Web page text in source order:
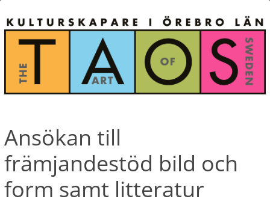
Ansökan till
främjandestöd bild och
form samt litteratur